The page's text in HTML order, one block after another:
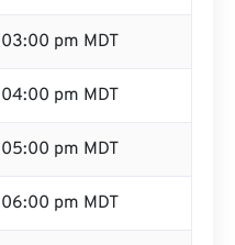
03:00 pm MDT
04:00 pm MDT
05:00 pm MDT
06:00 pm MDT